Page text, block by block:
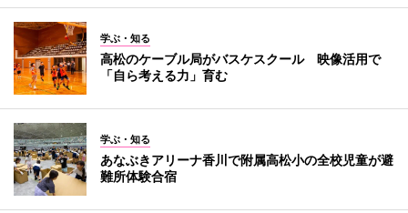
学ぶ・知る
高松のケーブル局がバスケスクール 映像活用で
「自ら考える力」育む
学ぶ・知る
あなぶきアリーナ香川で附属高松小の全校児童が避
難所体験合宿